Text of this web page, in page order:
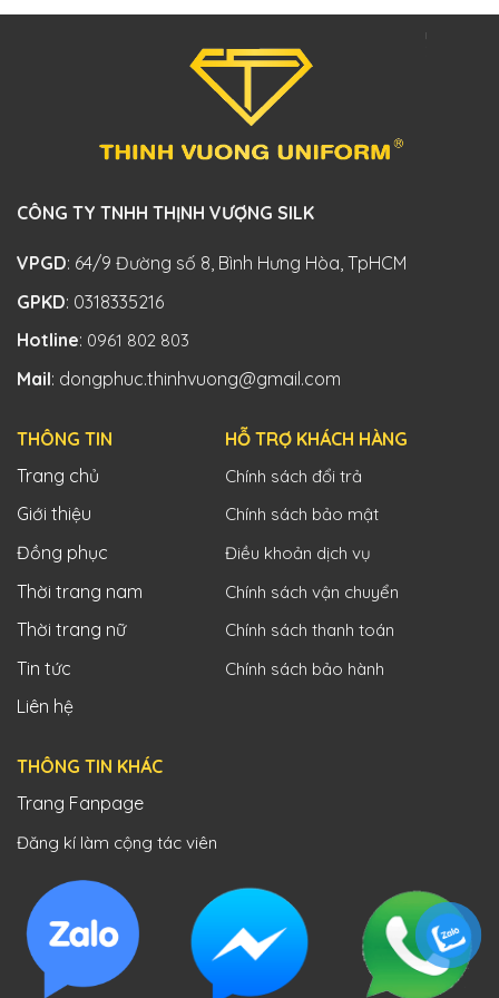
CÔNG TY TNHH THỊNH VƯỢNG SILK
VPGD: 64/9 Đường số 8, Bình Hưng Hòa, TpHCM
GPKD: 0318335216
Hotline: 0961 802 803
Mail: dongphuc.thinhvuong@gmail.com
THÔNG TIN
Trang chủ
Giới thiệu
Đồng phục
Thời trang nam
Thời trang nữ
Tin tức
Liên hệ
HỖ TRỢ KHÁCH HÀNG
Chính sách đổi trả
Chính sách bảo mật
Điều khoản dịch vụ
Chính sách vận chuyển
Chính sách thanh toán
Chính sách bảo hành
THÔNG TIN KHÁC
Trang Fanpage
Đăng kí làm cộng tác viên